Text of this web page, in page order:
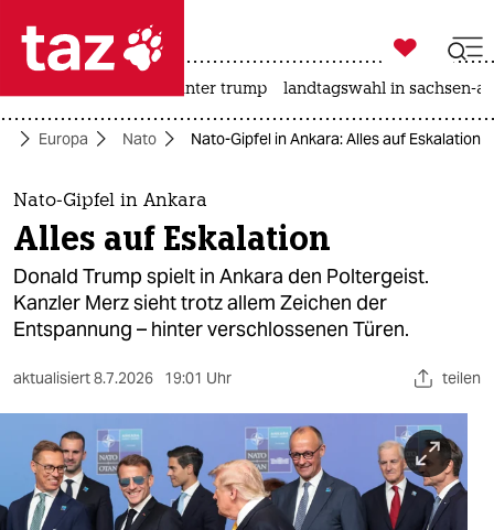
 taz zahl ich
taz zahl ich
themen
politik
öko
gesellschaft
sport
berlin

taz zahl ich
usa unter trump landtagswahl in sachsen-
Europa Nato Nato-Gipfel in Ankara: Alles auf Eskalation
Nato-Gipfel in Ankara
Alles auf Eskalation
Donald Trump spielt in Ankara den Poltergeist.
Kanzler Merz sieht trotz allem Zeichen der
Entspannung – hinter verschlossenen Türen.
aktualisiert8.7.2026 19:01 Uhr teilen